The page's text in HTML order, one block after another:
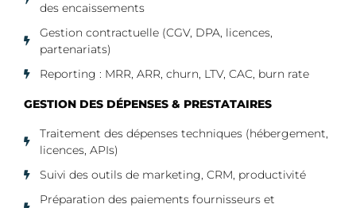
des encaissements
Gestion contractuelle (CGV, DPA, licences,
partenariats)
Reporting : MRR, ARR, churn, LTV, CAC, burn rate
GESTION DES DÉPENSES & PRESTATAIRES
Traitement des dépenses techniques (hébergement,
licences, APIs)
Suivi des outils de marketing, CRM, productivité
Préparation des paiements fournisseurs et